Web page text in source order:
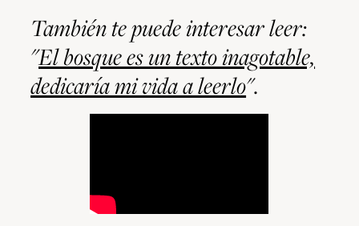
También te puede interesar leer:
"El bosque es un texto inagotable,
dedicaría mi vida a leerlo".